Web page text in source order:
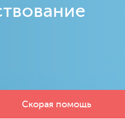
Скорая помощь